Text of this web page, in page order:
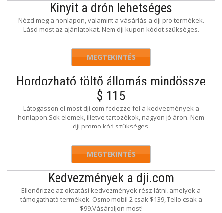
Kinyit a drón lehetséges
Nézd meg a honlapon, valamint a vásárlás a dji pro termékek.
Lásd most az ajánlatokat. Nem dji kupon kódot szükséges.
MEGTEKINTÉS
Hordozható töltő állomás mindössze
$ 115
Látogasson el most dji.com fedezze fel a kedvezmények a
honlapon.Sok elemek, illetve tartozékok, nagyon jó áron. Nem
dji promo kód szükséges.
MEGTEKINTÉS
Kedvezmények a dji.com
Ellenőrizze az oktatási kedvezmények rész látni, amelyek a
támogatható termékek. Osmo mobil 2 csak $139, Tello csak a
$99.Vásároljon most!